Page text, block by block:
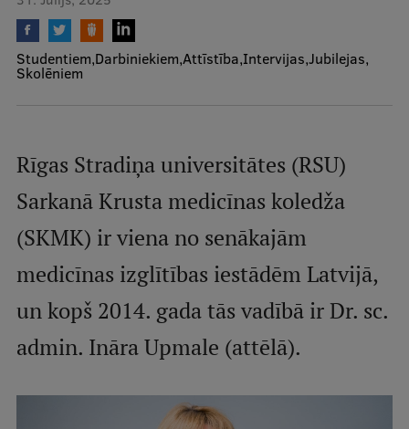
Mobile
galvenā
Studiju iespējas
Maģistra studiju programmas
Doktorantūra
Rezidentūra
Uzņemšana
Praktiska informācija
Par RSU
Studentiem Darbiniekiem Attīstība Intervijas Jubilejas
Skolēniem
Rīgas Stradiņa universitātes (RSU)
Sarkanā Krusta medicīnas koledža
(SKMK) ir viena no senākajām
medicīnas izglītības iestādēm Latvijā,
un kopš 2014. gada tās vadībā ir Dr. sc.
admin. Ināra Upmale (attēlā).